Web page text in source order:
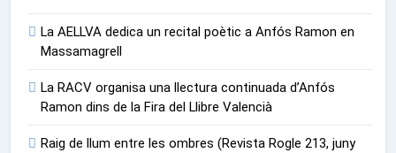
La AELLVA dedica un recital poètic a Anfós Ramon en
Massamagrell
La RACV organisa una llectura continuada d’Anfós
Ramon dins de la Fira del Llibre Valencià
Raig de llum entre les ombres (Revista Rogle 213, juny